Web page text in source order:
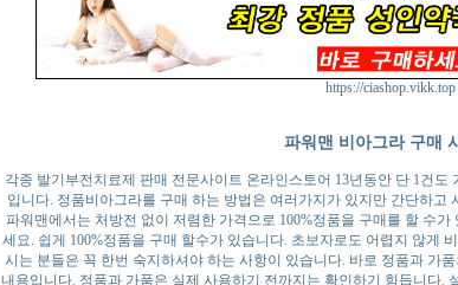
https://ciashop.vikk.top
파워맨 비아그라 구매
각종 발기부전치료제 판매 전문사이트 온라인스토어 13년동안 단 1건
입니다. 정품비아그라를 구매 하는 방법은 여러가지가 있지만 간단하고
파워맨에서는 처방전 없이 저렴한 가격으로 100%정품을 구매를 할 수
세요. 쉽게 100%정품을 구매 할수가 있습니다. 초보자로도 어렵지 않게
시는 분들은 꼭 한번 숙지하셔야 하는 사항이 있습니다. 바로 정품과 가
내용입니다. 정품과 가품은 실제 사용하기 전까지는 확인하기 힘듭니다.